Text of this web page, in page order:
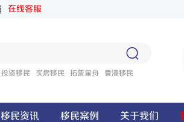
在线客服
投资移民 买房移民 拓普星舟 香港移民
移民资讯 移民案例 关于我们